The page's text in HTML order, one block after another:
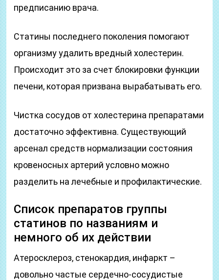
предписанию врача.
Статины последнего поколения помогают
организму удалить вредный холестерин.
Происходит это за счет блокировки функции
печени, которая призвана вырабатывать его.
Чистка сосудов от холестерина препаратами
достаточно эффективна. Существующий
арсенал средств нормализации состояния
кровеносных артерий условно можно
разделить на лечебные и профилактические.
Список препаратов группы
статинов по названиям и
немного об их действии
Атеросклероз, стенокардия, инфаркт –
довольно частые сердечно-сосудистые